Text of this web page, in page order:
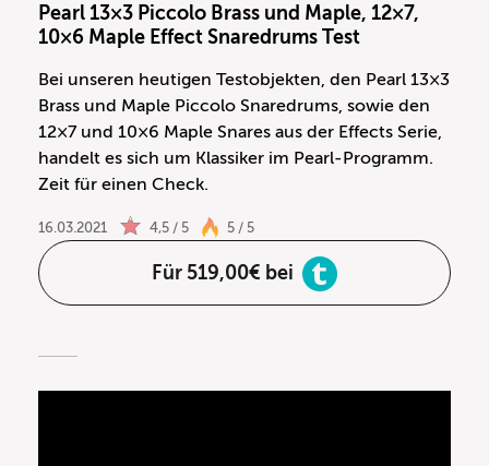
Pearl 13×3 Piccolo Brass und Maple, 12×7,
10×6 Maple Effect Snaredrums Test
Bei unseren heutigen Testobjekten, den Pearl 13×3
Brass und Maple Piccolo Snaredrums, sowie den
12×7 und 10×6 Maple Snares aus der Effects Serie,
handelt es sich um Klassiker im Pearl-Programm.
Zeit für einen Check.
16.03.2021 4,5 / 5 5 / 5
Für 519,00€ bei